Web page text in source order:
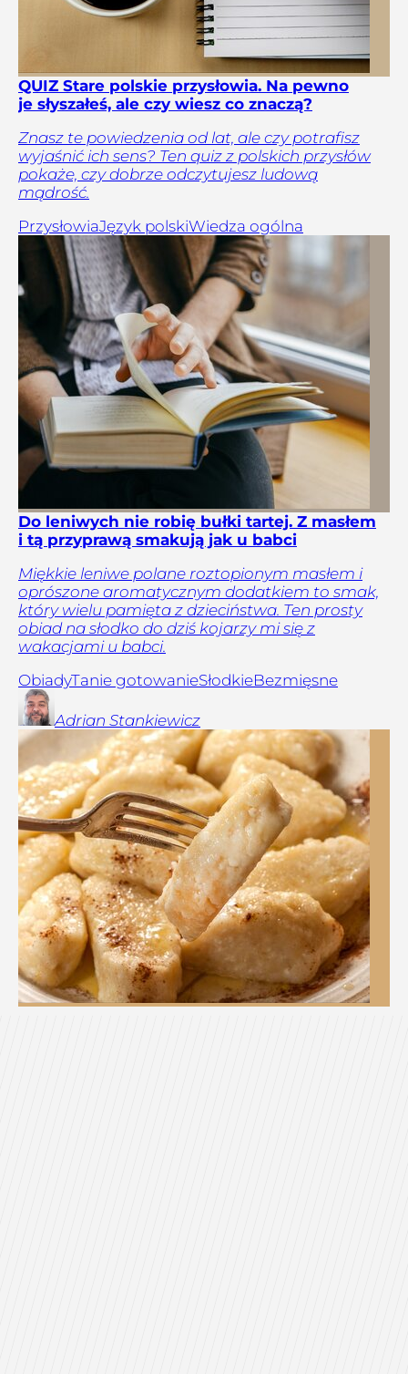
QUIZ Stare polskie przysłowia. Na pewno
je słyszałeś, ale czy wiesz co znaczą?
Znasz te powiedzenia od lat, ale czy potrafisz
wyjaśnić ich sens? Ten quiz z polskich przysłów
pokaże, czy dobrze odczytujesz ludową
mądrość.
PrzysłowiaJęzyk polskiWiedza ogólna
Do leniwych nie robię bułki tartej. Z masłem
i tą przyprawą smakują jak u babci
Miękkie leniwe polane roztopionym masłem i
oprószone aromatycznym dodatkiem to smak,
który wielu pamięta z dzieciństwa. Ten prosty
obiad na słodko do dziś kojarzy mi się z
wakacjami u babci.
ObiadyTanie gotowanieSłodkieBezmięsne
Adrian Stankiewicz